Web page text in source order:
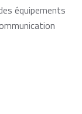
équipements